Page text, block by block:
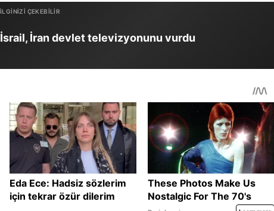
İsrail, İran devlet televizyonunu vurdu